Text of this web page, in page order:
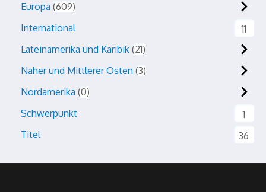
Europa 609
International
11
Lateinamerika und Karibik 21
Naher und Mittlerer Osten 3
Nordamerika 0
Schwerpunkt
1
Titel
36